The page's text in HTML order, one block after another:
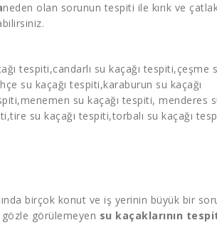
neden olan sorunun tespiti ile kırık ve
tespiti,candarlı su kaçağı tespiti,çeşme
su kaçağı tespiti,karaburun su kaçağı
,menemen su kaçağı tespiti, menderes
,tire su kaçağı tespiti,torbalı su kaçağı
birçok konut ve iş yerinin büyük bir
görülemeyen su kaçaklarının